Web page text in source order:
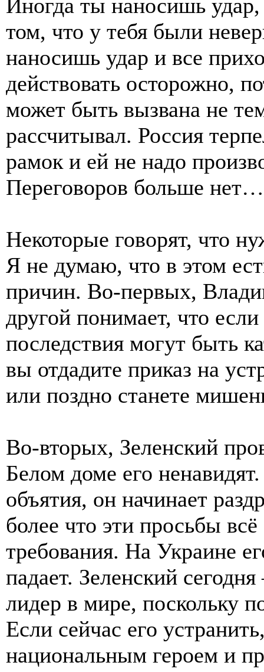
Иногда ты наносишь
том, что у тебя были
наносишь удар и все
действовать осторожно,
может быть вызвана не
рассчитывал. Россия
рамок и ей не надо
Переговоров больше нет…
Некоторые говорят, что
Я не думаю, что в этом
причин. Во-первых,
другой понимает, что если
последствия могут быть
вы отдадите приказ на
или поздно станете
Во-вторых, Зеленский
Белом доме его
объятия, он начинает
более что эти просьбы
требования. На Украине
падает. Зеленский
лидер в мире, поскольку
Если сейчас его
национальным героем и